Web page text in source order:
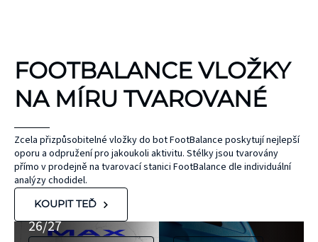
FOOTBALANCE VLOŽKY
NA MÍRU TVAROVANÉ
Zcela přizpůsobitelné vložky do bot FootBalance poskytují nejlepší
oporu a odpružení pro jakoukoli aktivitu. Stélky jsou tvarovány
přímo v prodejně na tvarovací stanici FootBalance dle individuální
analýzy chodidel.
KOUPIT TEĎ
UNIHOC
MAX
Nová kolekce
26/27
ČEPEL
ZONE
KINEZIOLOGICKÉ
TEJPY
KT TAPE
bez latexu a
přírodního
hypoalergenní,
neobsahují latex